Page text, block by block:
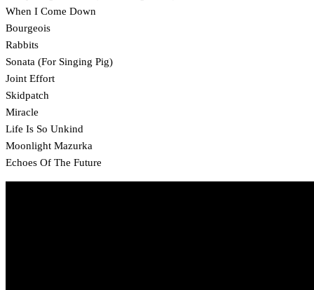
When I Come Down
Bourgeois
Rabbits
Sonata (For Singing Pig)
Joint Effort
Skidpatch
Miracle
Life Is So Unkind
Moonlight Mazurka
Echoes Of The Future